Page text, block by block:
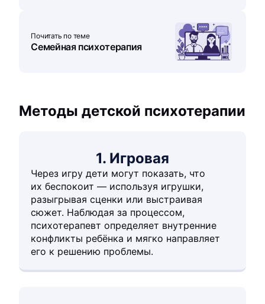
Почитать по теме
Семейная психотерапия
Методы детской психотерапии
1. Игровая
Через игру дети могут показать, что
их беспокоит — используя игрушки,
разыгрывая сценки или выстраивая
сюжет. Наблюдая за процессом,
психотерапевт определяет внутренние
конфликты ребёнка и мягко направляет
его к решению проблемы.